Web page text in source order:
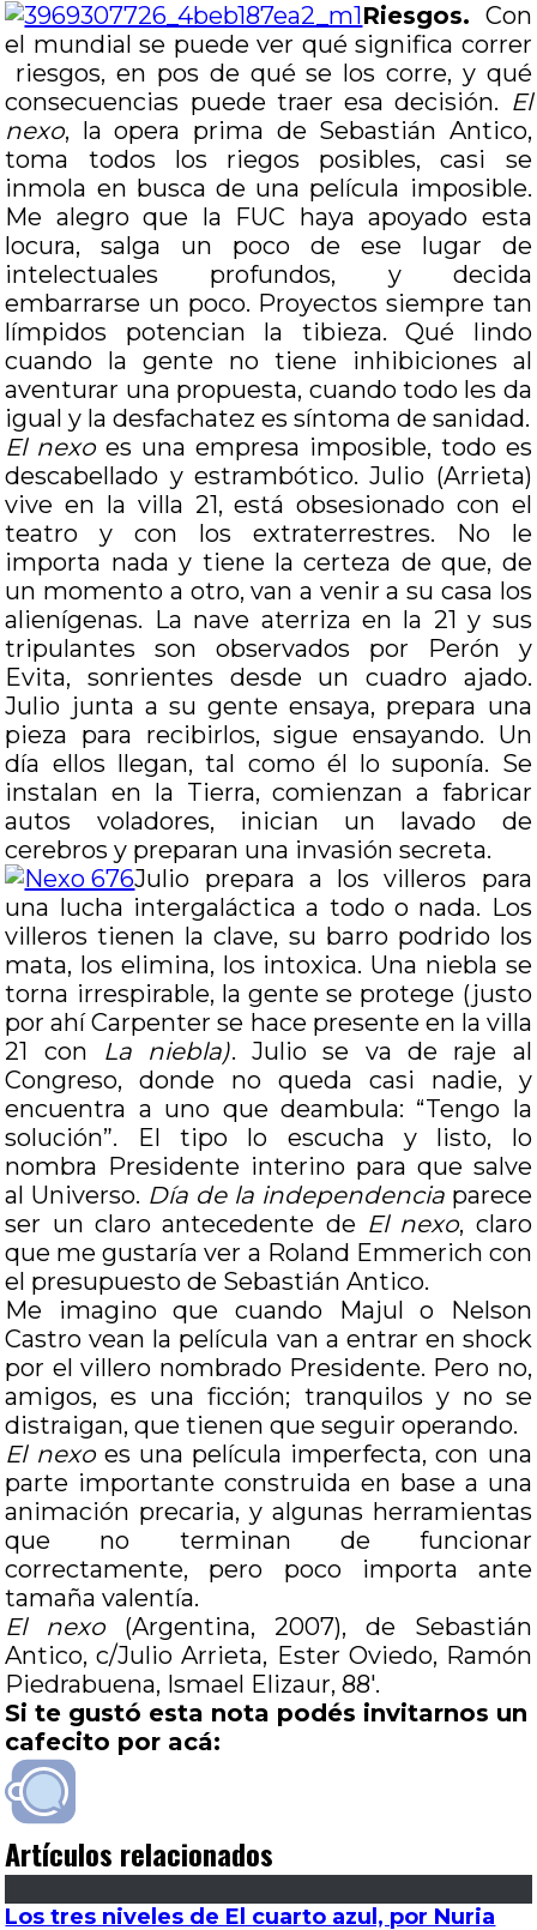
Riesgos. Con
el mundial se puede ver qué significa correr
riesgos, en pos de qué se los corre, y qué
consecuencias puede traer esa decisión. El
nexo, la opera prima de Sebastián Antico,
toma todos los riegos posibles, casi se
inmola en busca de una película imposible.
Me alegro que la FUC haya apoyado esta
locura, salga un poco de ese lugar de
intelectuales profundos, y decida
embarrarse un poco. Proyectos siempre tan
límpidos potencian la tibieza. Qué lindo
cuando la gente no tiene inhibiciones al
aventurar una propuesta, cuando todo les da
igual y la desfachatez es síntoma de sanidad.
El nexoes una empresa imposible, todo es
descabellado y estrambótico. Julio (Arrieta)
vive en la villa 21, está obsesionado con el
teatro y con los extraterrestres. No le
importa nada y tiene la certeza de que, de
un momento a otro, van a venir a su casa los
alienígenas. La nave aterriza en la 21 y sus
tripulantes son observados por Perón y
Evita, sonrientes desde un cuadro ajado.
Julio junta a su gente ensaya, prepara una
pieza para recibirlos, sigue ensayando. Un
día ellos llegan, tal como él lo suponía. Se
instalan en la Tierra, comienzan a fabricar
autos voladores, inician un lavado de
cerebros y preparan una invasión secreta.
Julio prepara a los villeros para
una lucha intergaláctica a todo o nada. Los
villeros tienen la clave, su barro podrido los
mata, los elimina, los intoxica. Una niebla se
torna irrespirable, la gente se protege (justo
por ahí Carpenter se hace presente en la villa
21 con La niebla). Julio se va de raje al
Congreso, donde no queda casi nadie, y
encuentra a uno que deambula: “Tengo la
solución”. El tipo lo escucha y listo, lo
nombra Presidente interino para que salve
al Universo. Día de la independenciaparece
ser un claro antecedente de El nexo, claro
que me gustaría ver a Roland Emmerich con
el presupuesto de Sebastián Antico.
Me imagino que cuando Majul o Nelson
Castro vean la película van a entrar en shock
por el villero nombrado Presidente. Pero no,
amigos, es una ficción; tranquilos y no se
distraigan, que tienen que seguir operando.
El nexoes una película imperfecta, con una
parte importante construida en base a una
animación precaria, y algunas herramientas
que no terminan de funcionar
correctamente, pero poco importa ante
tamaña valentía.
El nexo(Argentina, 2007), de Sebastián
Antico, c/Julio Arrieta, Ester Oviedo, Ramón
Piedrabuena, Ismael Elizaur, 88′.
Si te gustó esta nota podés invitarnos un
cafecito por acá:
Artículos relacionados
Los tres niveles de El cuarto azul, por Nuria